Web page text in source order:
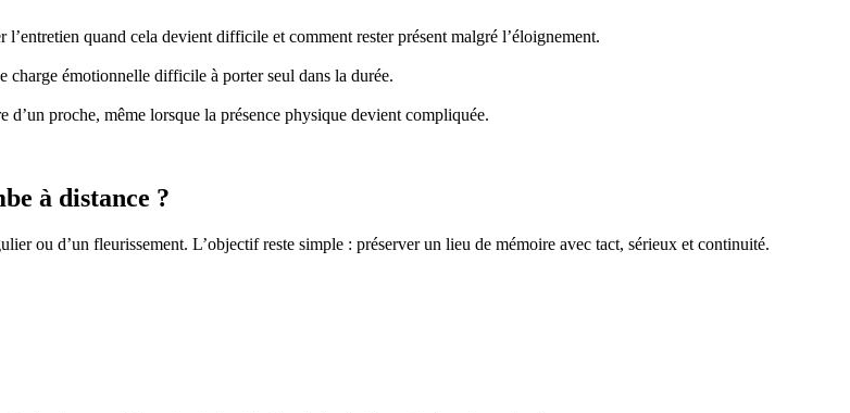
quand cela devient difficile et comment rester présent malgré l’éloignement.
charge émotionnelle difficile à porter seul dans la durée.
proche, même lorsque la présence physique devient compliquée.
à distance ?
ou d’un fleurissement. L’objectif reste simple : préserver un lieu de mémoire avec tact, sérieux et continuité.